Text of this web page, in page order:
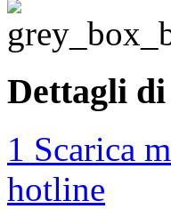
Dettagli
1 Scarica
hotline